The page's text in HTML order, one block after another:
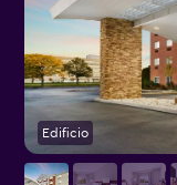
Edificio